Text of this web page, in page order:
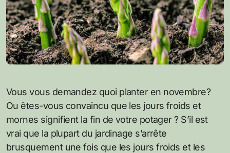
Vous vous demandez quoi planter en novembre?
Ou êtes-vous convaincu que les jours froids et
mornes signifient la fin de votre potager ? S’il est
vrai que la plupart du jardinage s’arrête
brusquement une fois que les jours froids et les